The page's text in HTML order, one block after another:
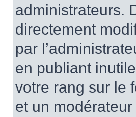
administrateurs.
directement
par
en publiant
votre rang sur le
et un